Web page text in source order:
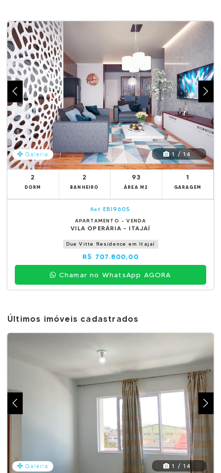
Galeria 1 / 14
2
DORM
2
BANHEIRO
93
ÁREA M2
1
GARAGEM
Ref. EBI9605
APARTAMENTO - VENDA
VILA OPERÁRIA - ITAJAÍ
Due Vitte Residence em Itajaí
R$ 707.800,00
Chamar no WhatsApp AGORA
Últimos imóveis cadastrados
Galeria 1 / 14